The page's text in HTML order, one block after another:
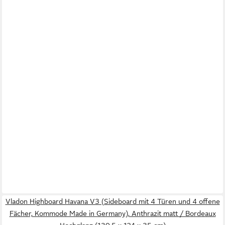
Vladon Highboard Havana V3 (Sideboard mit 4 Türen und 4 offene
Fächer, Kommode Made in Germany), Anthrazit matt / Bordeaux